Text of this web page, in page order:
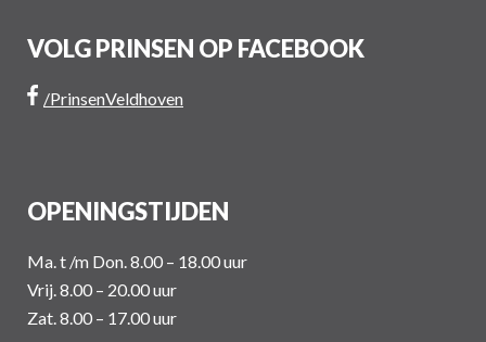
VOLG PRINSEN OP FACEBOOK
/PrinsenVeldhoven
OPENINGSTIJDEN
Ma. t /m Don. 8.00 – 18.00 uur
Vrij. 8.00 – 20.00 uur
Zat. 8.00 – 17.00 uur